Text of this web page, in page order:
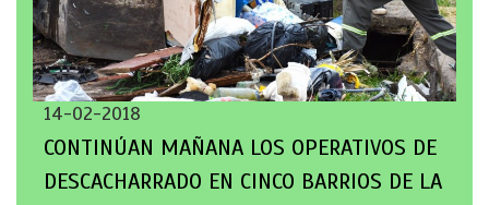
14-02-2018
CONTINÚAN MAÑANA LOS OPERATIVOS DE
DESCACHARRADO EN CINCO BARRIOS DE LA